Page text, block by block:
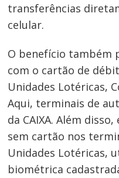
transferências
celular.
O benefício também
com o cartão de
Unidades Lotéricas,
Aqui, terminais de
da CAIXA. Além
sem cartão nos
Unidades Lotéricas,
biométrica